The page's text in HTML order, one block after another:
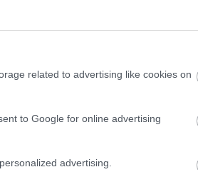
related to advertising like cookies on
to Google for online advertising
advertising.
τη δημοσιογράφο Ιωάννα
χέρια – πόδια στο κρεβάτι»
Φορτηγό
πυρ σε σχολείο βόρεια της
15 τραυματίες (upd)